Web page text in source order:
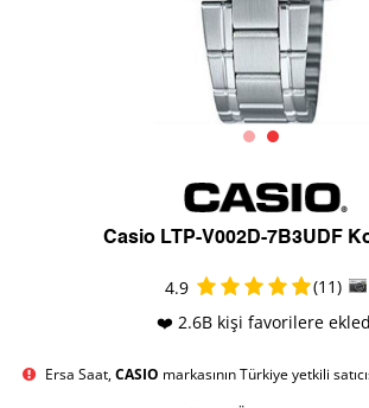
Casio LTP-V002D-7B3UDF
4.9
(11)
❤️ 2.6B kişi favorilere
Ersa Saat,CASIO markasının Türkiye yetkili